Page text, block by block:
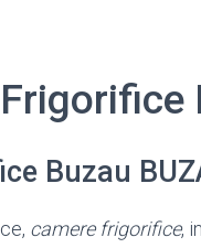
Buzau
camere frigorifice,